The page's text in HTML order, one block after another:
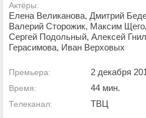
Актёры:
Елена Великанова, Дмитрий
Валерий Сторожик, Максим
Сергей Подольный, Алексей
Герасимова, Иван Верховых
Премьера: 2 декабря
Время: 44 мин.
Телеканал: ТВЦ